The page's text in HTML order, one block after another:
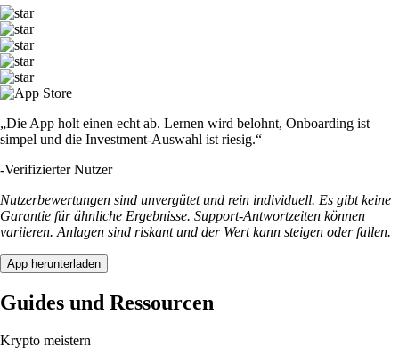
„Die App holt einen echt ab. Lernen wird belohnt, Onboarding ist
simpel und die Investment-Auswahl ist riesig.“
-Verifizierter Nutzer
Nutzerbewertungen sind unvergütet und rein individuell. Es gibt keine
Garantie für ähnliche Ergebnisse. Support-Antwortzeiten können
variieren. Anlagen sind riskant und der Wert kann steigen oder fallen.
App herunterladen
Guides und Ressourcen
Krypto meistern